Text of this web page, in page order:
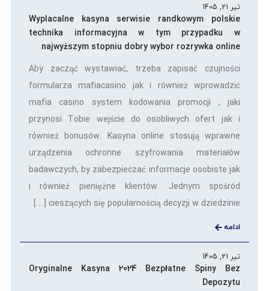
تیر 21, 1405
Wyplacalne kasyna serwisie randkowym polskie
technika informacyjna w tym przypadku w
najwyższym stopniu dobry wybor rozrywka online
Aby zacząć wystawiać, trzeba zapisać czujności
formularza mafiacasino jak i również wprowadzić
mafia casino system kodowania promocji , jaki
przynosi Tobie wejście do osobliwych ofert jak i
również bonusów. Kasyna online stosują wprawne
urządzenia ochronne szyfrowania materiałów
badawczych, by zabezpieczać informacje osobiste jak
i również pieniężne klientów. Jednym spośród
cieszących się popularnością decyzji w dziedzinie […]
ادامه
تیر 21, 1405
Oryginalne Kasyna 2024 Bezpłatne Spiny Bez
Depozytu